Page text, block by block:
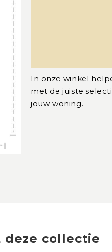
In onze winkel
met de juiste
jouw woning.
collectie